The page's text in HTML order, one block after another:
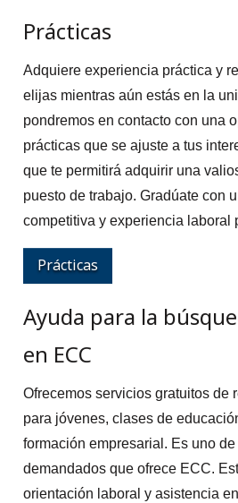
Prácticas
Adquiere experiencia práctica y
elijas mientras aún estás en la
pondremos en contacto con una
prácticas que se ajuste a tus
que te permitirá adquirir una
puesto de trabajo. Gradúate con
competitiva y experiencia laboral
Prácticas
Ayuda para la
en ECC
Ofrecemos servicios gratuitos de
para jóvenes, clases de
formación empresarial. Es uno
demandados que ofrece ECC.
orientación laboral y asistencia